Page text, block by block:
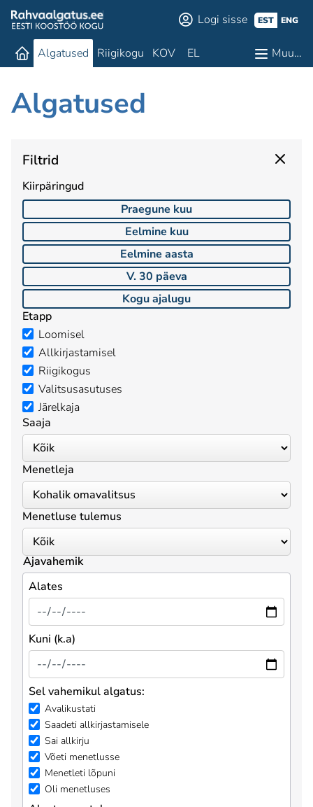
Logi sisse EST ENG
Algatused Riigikogu KOV EL Muu…
Algatused
Filtrid
Kiirpäringud
Praegune kuu
Eelmine kuu
Eelmine aasta
V. 30 päeva
Kogu ajalugu
Etapp
Loomisel
Allkirjastamisel
Riigikogus
Valitsusasutuses
Järelkaja
Saaja
Menetleja
Menetluse tulemus
Ajavahemik
Alates
Kuni (k.a)
Sel vahemikul algatus:
Avalikustati
Saadeti allkirjastamisele
Sai allkirju
Võeti menetlusse
Menetleti lõpuni
Oli menetluses